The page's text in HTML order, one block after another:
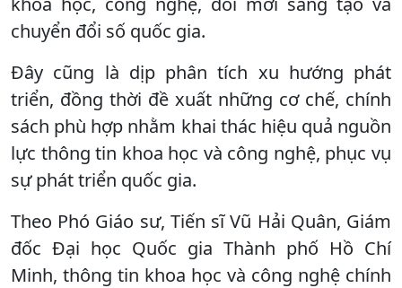
chuyển đổi số quốc gia.
Đây cũng là dịp phân tích xu hướng phát
triển, đồng thời đề xuất những cơ chế, chính
sách phù hợp nhằm khai thác hiệu quả nguồn
lực thông tin khoa học và công nghệ, phục vụ
sự phát triển quốc gia.
Theo Phó Giáo sư, Tiến sĩ Vũ Hải Quân, Giám
đốc Đại học Quốc gia Thành phố Hồ Chí
Minh, thông tin khoa học và công nghệ chính